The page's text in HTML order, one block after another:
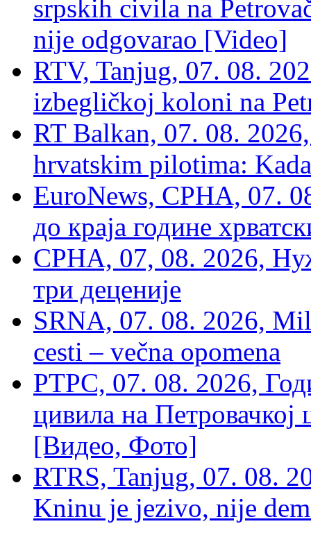
srpskih civila na
nije odgovarao [Video]
RTV, Tanjug, 07. 08.
izbegličkoj koloni na
RT Balkan, 07. 08.
hrvatskim pilotima:
EuroNews, СРНА, 07.
до краја године
СРНА, 07, 08. 2026,
три деценије
SRNA, 07. 08. 2026,
cesti – večna opomena
РТРС, 07. 08. 2026,
цивила на Петровачкој
[Видео, Фото]
RTRS, Tanjug, 07. 08.
Kninu je jezivo, nije